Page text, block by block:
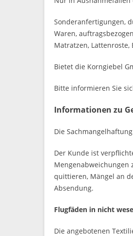
Sonderanfertigungen,
Waren,
Matratzen, Lattenroste,
Bietet die Korngiebel
Bitte informieren Sie
Informationen zu
Die
Der Kunde ist
Mengenabweichungen
quittieren, Mängel an
Absendung.
Flugfäden in nicht
Die angebotenen